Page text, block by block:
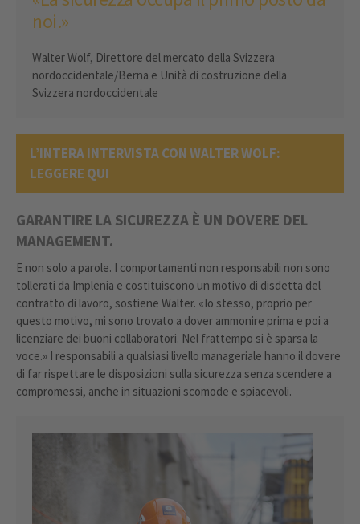
noi.»
Walter Wolf, Direttore del mercato della Svizzera
nordoccidentale/Berna e Unità di costruzione della
Svizzera nordoccidentale
L’INTERA INTERVISTA CON WALTER WOLF:
LEGGERE QUI
GARANTIRE LA SICUREZZA È UN DOVERE DEL
MANAGEMENT.
E non solo a parole. I comportamenti non responsabili non sono
tollerati da Implenia e costituiscono un motivo di disdetta del
contratto di lavoro, sostiene Walter. «Io stesso, proprio per
questo motivo, mi sono trovato a dover ammonire prima e poi a
licenziare dei buoni collaboratori. Nel frattempo si è sparsa la
voce.» I responsabili a qualsiasi livello manageriale hanno il dovere
di far rispettare le disposizioni sulla sicurezza senza scendere a
compromessi, anche in situazioni scomode e spiacevoli.